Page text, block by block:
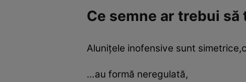
Ce semne ar trebui să
Aluniţele inofensive sunt
…au formă neregulată,